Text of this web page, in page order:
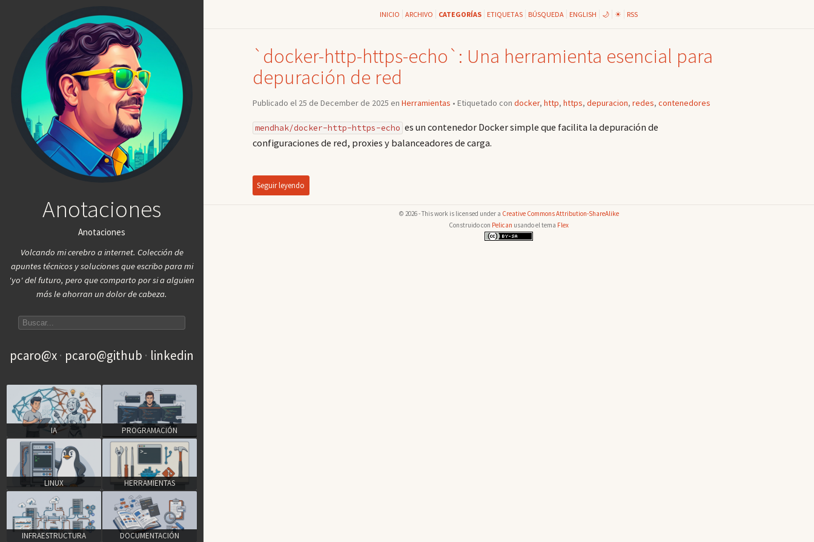
Anotaciones
Anotaciones
Volcando mi cerebro a internet. Colección de
apuntes técnicos y soluciones que escribo para mi
'yo' del futuro, pero que comparto por si a alguien
más le ahorran un dolor de cabeza.
Search articles
pcaro@x pcaro@github linkedin
IA PROGRAMACIÓN
LINUX HERRAMIENTAS
INFRAESTRUCTURA DOCUMENTACIÓN
INICIO ARCHIVO CATEGORÍAS ETIQUETAS BÚSQUEDA ENGLISH 🌙 ☀ RSS
`docker-http-https-echo`: Una herramienta esencial para
depuración de red
Publicado el 25 de December de 2025 en Herramientas • Etiquetado con docker, http, https, depuracion, redes, contenedores
mendhak/docker-http-https-echo es un contenedor Docker simple que facilita la depuración de
configuraciones de red, proxies y balanceadores de carga.
Seguir leyendo
© 2026 - This work is licensed under a Creative Commons Attribution-ShareAlike
Construido con Pelican usando el tema Flex